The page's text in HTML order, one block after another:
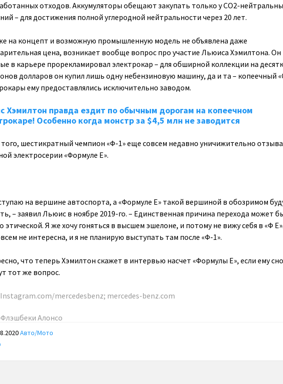
отходов. Аккумуляторы обещают закупать только у CO2-
– для достижения полной углеродной нейтральности через 20 лет.
на концепт и возможную промышленную модель не объявлена даже
цена, возникает вообще вопрос про участие Льюиса Хэмилтона. Он
в карьере прорекламировал электрокар – для обширной коллекции на
долларов он купил лишь одну небензиновую машину, да и та – копеечный
ему предоставлялись исключительно заводом.
Хэмилтон правда ездит по обычным дорогам на копеечном
Особенно когда монстр за $4,5 млн не заводится
шестикратный чемпион «Ф-1» еще совсем недавно уничижительно
электросерии «Формуле Е».
на вершине автоспорта, а «Формуле Е» такой вершиной в обозримом
– заявил Льюис в ноябре 2019-го. – Единственная причина перехода может
этической. Я же хочу гоняться в высшем эшелоне, и потому не вижу себя в «Ф
не интересна, и я не планирую выступать там после «Ф-1».
что теперь Хэмилтон скажет в интервью насчет «Формулы Е», если ему
тот же вопрос.
Instagram.com/mercedesbenz; mercedes-benz.com
Флэшбеки Алонсо
Авто/Мото